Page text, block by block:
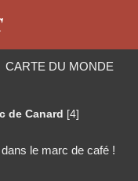
CARTE DU MONDE
de Canard [4]
le marc de café !